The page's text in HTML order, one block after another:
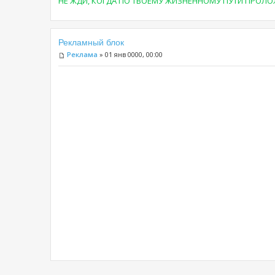
Рекламный блок
Реклама » 01 янв 0000, 00:00